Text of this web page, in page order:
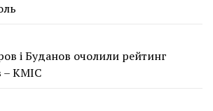
і Буданов очолили рейтинг
– КМІС